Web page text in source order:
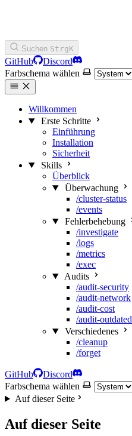
Suchen StrgK
GitHub
Discord
Farbschema wählen
Willkommen
Erste Schritte
Einführung
Installation
Sicherheit
Skills
Überblick
Überwachung
/cluster-status
/events
Fehlerbehebung
/investigate
/logs
/metrics
/exec
Audits
/audit-security
/audit-network
/audit-cost
/audit-outdated
Verschiedenes
/cleanup
/forget
GitHub
Discord
Farbschema wählen
Auf dieser Seite
Auf dieser Seite